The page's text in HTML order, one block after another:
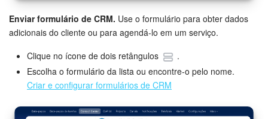
Enviar formulário de CRM. Use o formulário para obter dados
adicionais do cliente ou para agendá-lo em um serviço.
Clique no ícone de dois retângulos
.
Escolha o formulário da lista ou encontre-o pelo nome.
Criar e configurar formulários de CRM